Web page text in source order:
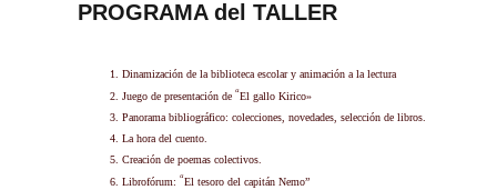
PROGRAMA del TALLER
Dinamización de la biblioteca escolar y animación a la lectura
Juego de presentación de “El gallo Kirico»
Panorama bibliográfico: colecciones, novedades, selección de libros.
La hora del cuento.
Creación de poemas colectivos.
Librofórum: “El tesoro del capitán Nemo”